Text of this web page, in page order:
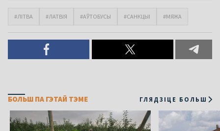
#ЛІТВА #ЛАТВІЯ #АЎТОБУСЫ #САНКЦЫІ #МЯЖА
БОЛЬШ ПА ГЭТАЙ ТЭМЕ ГЛЯДЗІЦЕ БОЛЬШ